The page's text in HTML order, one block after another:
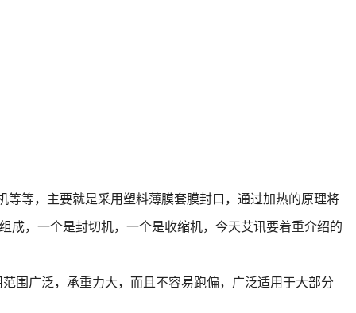
等等，主要就是采用塑料薄膜套膜封口，通过加热的原理将
，一个是封切机，一个是收缩机，今天艾讯要着重介绍的
围广泛，承重力大，而且不容易跑偏，广泛适用于大部分